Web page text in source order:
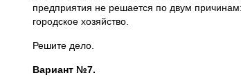
предприятия не решается по двум
городское хозяйство.
Решите дело.
Вариант №7.